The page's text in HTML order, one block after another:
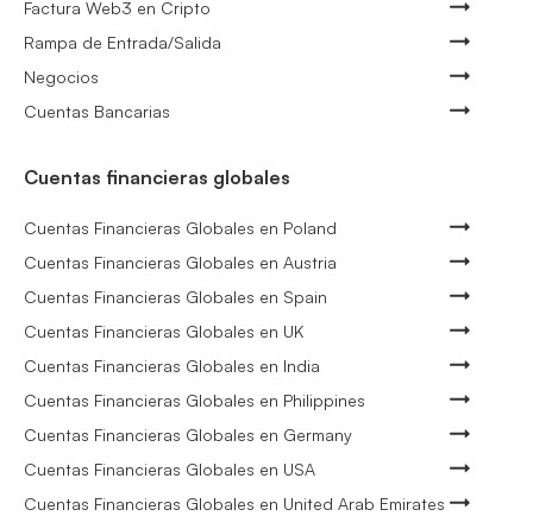
Factura Web3 en Cripto
Rampa de Entrada/Salida
Negocios
Cuentas Bancarias
Cuentas financieras globales
Cuentas Financieras Globales en Poland
Cuentas Financieras Globales en Austria
Cuentas Financieras Globales en Spain
Cuentas Financieras Globales en UK
Cuentas Financieras Globales en India
Cuentas Financieras Globales en Philippines
Cuentas Financieras Globales en Germany
Cuentas Financieras Globales en USA
Cuentas Financieras Globales en United Arab Emirates